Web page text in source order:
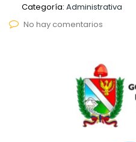
Categoría: Administrativa
No hay comentarios